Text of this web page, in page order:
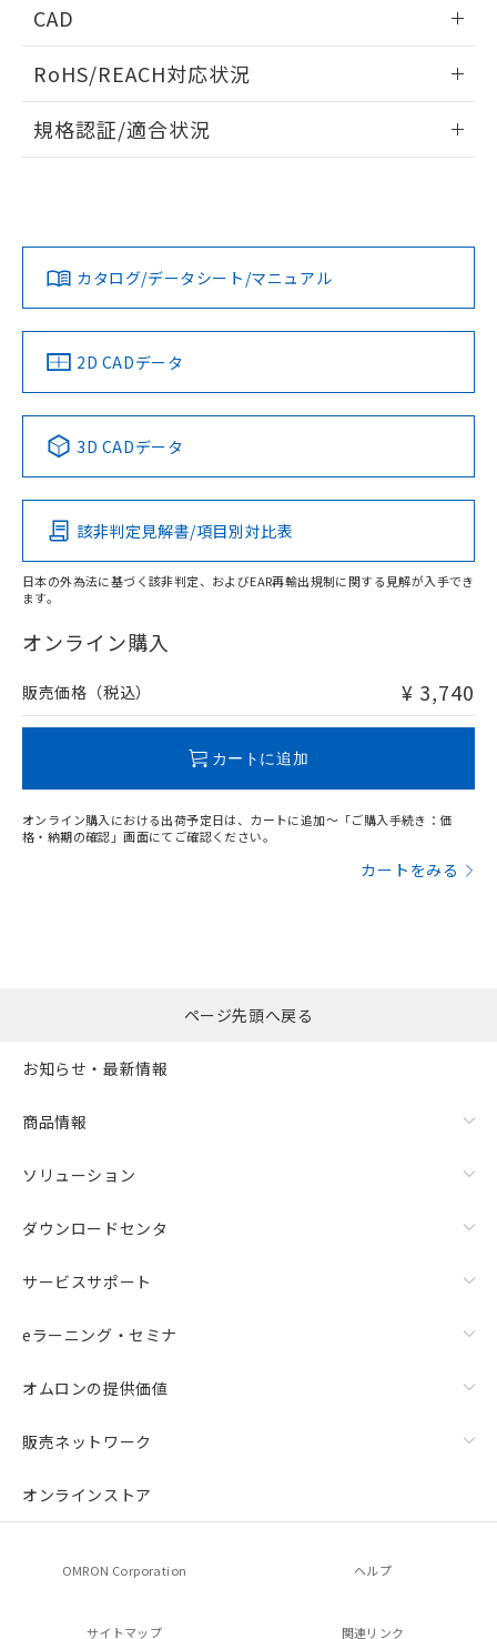
CAD
ドすることができます。
ログイン/会員登録
ダウンロードデータをご利用いただく前に、以下を必ずお読
みください。
ソフトウェアの使用条件
RoHS/REACH対応状況
EU RoHS 注意事項・凡例
対応済み
中国 RoHS 注意事項・凡例
Pb Hg Cd Cr(VI)
O
在庫等で未対応品が混在する可能性があります。
問い合わせください。
規格認証/適合状況
カタログ/データシート/マニュアル
2D CADデータ
3D CADデータ
該非判定見解書/項目別対比表
日本の外為法に基づく該非判定、およびEAR再輸出規制に関する見解が入手でき
ます。
オンライン購入
販売価格（税込） ¥ 3,740
カートに追加
オンライン購入における出荷予定日は、カートに追加～「ご購入手続き：価
格・納期の確認」画面にてご確認ください。
カートをみる
ページ先頭へ戻る
お知らせ・最新情報
商品情報
ソリューション
ダウンロードセンタ
サービスサポート
eラーニング・セミナ
オムロンの提供価値
販売ネットワーク
オンラインストア
OMRON Corporation ヘルプ
サイトマップ 関連リンク